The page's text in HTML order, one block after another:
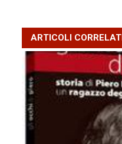
ARTICOLI CORRELATI